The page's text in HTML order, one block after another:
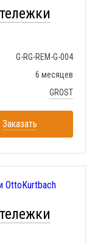
G-RG-REM-G-004
6 месяцев
GROST
Заказать